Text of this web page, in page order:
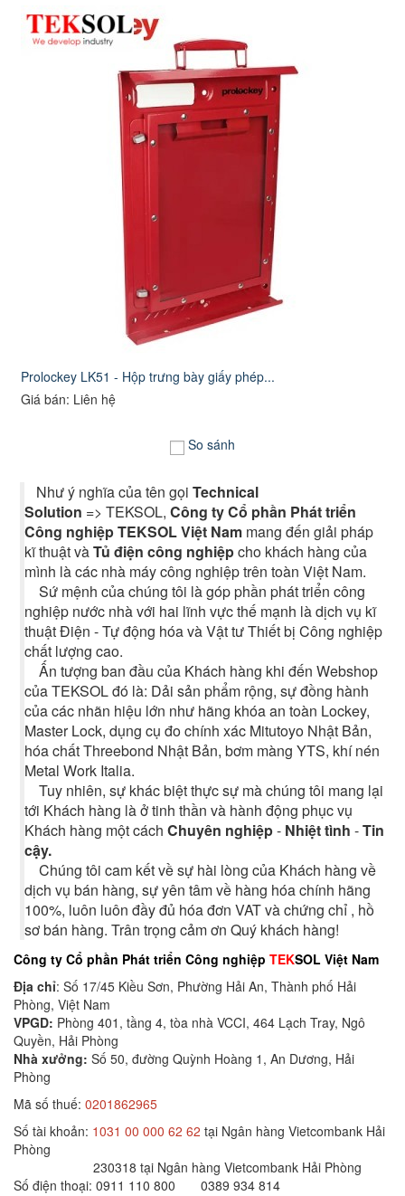
Prolockey LK51 - Hộp trưng bày giấy phép...
Giá bán: Liên hệ
So sánh
Như ý nghĩa của tên gọiTechnical
Solution => TEKSOL,Công ty Cổ phần Phát triển
Công nghiệp TEKSOL Việt Nam mang đến giải pháp
kĩ thuật vàTủ điện công nghiệpcho khách hàng của
mình là các nhà máy công nghiệp trên toàn Việt Nam.
Sứ mệnh của chúng tôi là góp phần phát triển công
nghiệp nước nhà với hai lĩnh vực thế mạnh là dịch vụ kĩ
thuật Điện - Tự động hóa và Vật tư Thiết bị Công nghiệp
chất lượng cao.
Ấn tượng ban đầu của Khách hàng khi đến Webshop
của TEKSOL đó là: Dải sản phẩm rộng, sự đồng hành
của các nhãn hiệu lớn như hãng khóa an toàn Lockey,
Master Lock, dụng cụ đo chính xác Mitutoyo Nhật Bản,
hóa chất Threebond Nhật Bản, bơm màng YTS, khí nén
Metal Work Italia.
Tuy nhiên, sự khác biệt thực sự mà chúng tôi mang lại
tới Khách hàng là ở tinh thần và hành động phục vụ
Khách hàng một cáchChuyên nghiệp- Nhiệt tình -Tin
cậy.
Chúng tôi cam kết về sự hài lòng của Khách hàng về
dịch vụ bán hàng, sự yên tâm về hàng hóa chính hãng
100%, luôn luôn đầy đủ hóa đơn VAT và chứng chỉ , hồ
sơ bán hàng. Trân trọng cảm ơn Quý khách hàng!
Công ty Cổ phần Phát triển Công nghiệp TEKSOL Việt Nam
Địa chỉ: Số 17/45 Kiều Sơn, Phường Hải An, Thành phố Hải
Phòng, Việt Nam
VPGD: Phòng 401, tầng 4, tòa nhà VCCI, 464 Lạch Tray, Ngô
Quyền, Hải Phòng
Nhà xưởng: Số 50, đường Quỳnh Hoàng 1, An Dương, Hải
Phòng
Mã số thuế: 0201862965
Số tài khoản: 1031 00 000 62 62 tại Ngân hàng Vietcombank Hải
Phòng
230318 tại Ngân hàng Vietcombank Hải Phòng
Số điện thoại: 0911 110 800 0389 934 814